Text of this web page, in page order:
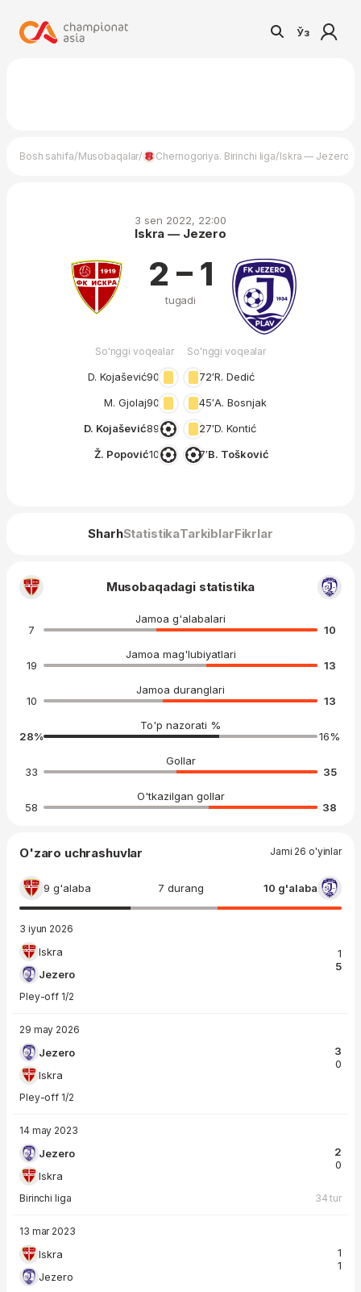
Ўз
Bosh sahifa/Musobaqalar/ Chernogoriya. Birinchi liga/Iskra — Jezero
3 sen 2022, 22:00
Iskra — Jezero
So'nggi voqealar
D. Kojašević90′
M. Gjolaj90′
D. Kojašević89′
Ž. Popović10′
2 – 1
tugadi
So'nggi voqealar
72′R. Dedić
45′A. Bosnjak
27′D. Kontić
7′B. Tošković
SharhStatistikaTarkiblarFikrlar
Musobaqadagi statistika
Jamoa g'alabalari
7
10
Jamoa mag'lubiyatlari
19
13
Jamoa duranglari
10
13
To'p nazorati %
28% 16%
Gollar
33
35
O'tkazilgan gollar
58
38
O'zaro uchrashuvlar Jami 26 o'yinlar
9 g'alaba 7 durang 10 g'alaba
3 iyun 2026
Iskra
Jezero
1
5
Pley-off 1/2
29 may 2026
Jezero
Iskra
3
0
Pley-off 1/2
14 may 2023
Jezero
Iskra
2
0
Birinchi liga 34 tur
13 mar 2023
Iskra
Jezero
1
1